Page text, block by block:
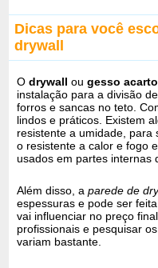
Dicas para você
drywall
Odrywall ougesso
instalação para a divisão
forros e sancas no teto.
lindos e práticos. Existem
resistente a umidade, para
o resistente a calor e fogo
usados em partes internas
Além disso, aparede de
espessuras e pode ser
vai influenciar no preço
profissionais e pesquisar
variam bastante.